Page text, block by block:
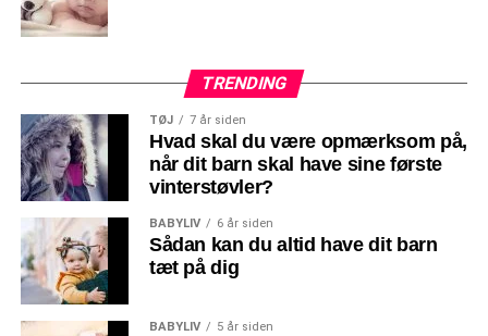
TRENDING
TØJ 7 år siden
Hvad skal du være opmærksom på,
når dit barn skal have sine første
vinterstøvler?
BABYLIV 6 år siden
Sådan kan du altid have dit barn
tæt på dig
BABYLIV 5 år siden